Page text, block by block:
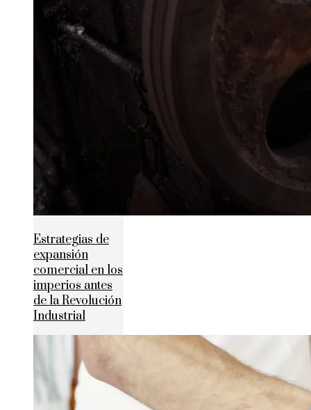
Estrategias de
expansión
comercial en los
imperios antes
de la Revolución
Industrial